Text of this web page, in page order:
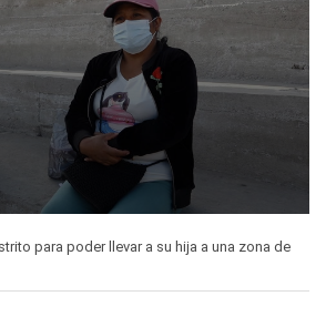
para poder llevar a su hija a una zona de